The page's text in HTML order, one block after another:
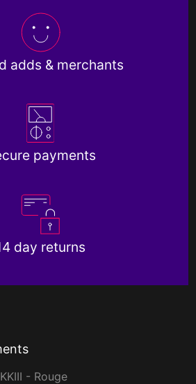
adds & merchants
payments
day returns
- Rouge